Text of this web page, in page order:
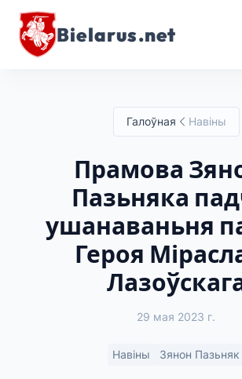
Bielarus.net
Галоўная Навіны
Прамова
Пазьняка
ушанаваньня
Героя
29 мая 2023 г.
Навіны Зянон Пазьняк